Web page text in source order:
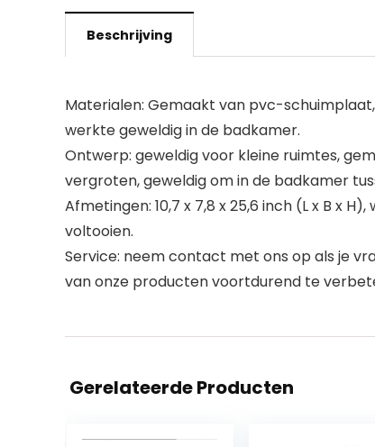
Beschrijving
Materialen: Gemaakt van pvc-
werkte geweldig in de badkamer.
Ontwerp: geweldig voor kleine ruimtes,
vergroten, geweldig om in de badkamer
Afmetingen: 10,7 x 7,8 x 25,6 inch (L x B x
voltooien.
Service: neem contact met ons op als je
van onze producten voortdurend te
Gerelateerde Producten